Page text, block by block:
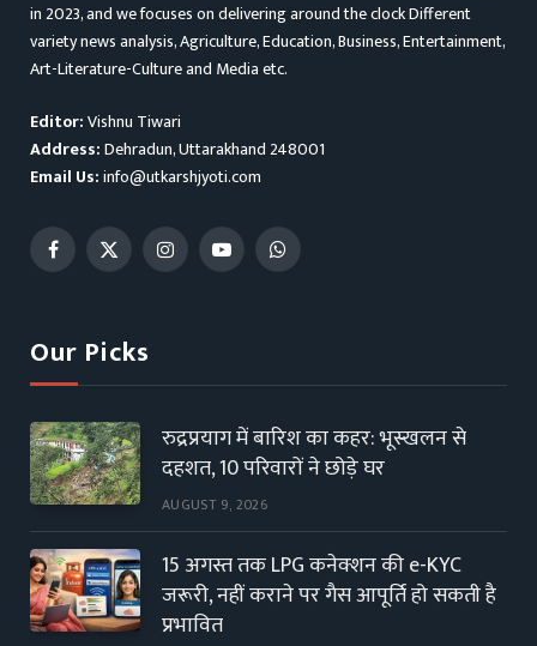
in 2023, and we focuses on delivering around the clock Different
variety news analysis, Agriculture, Education, Business, Entertainment,
Art-Literature-Culture and Media etc.
Editor:Vishnu Tiwari
Address:Dehradun, Uttarakhand 248001
Email Us:info@utkarshjyoti.com
Facebook
X
InstagramYouTubeWhatsApp
Our Picks
रुद्रप्रयाग में बारिश का कहर: भूस्खलन से
दहशत, 10 परिवारों ने छोड़े घर
AUGUST 9, 2026
15 अगस्त तक LPG कनेक्शन की e-KYC
जरूरी, नहीं कराने पर गैस आपूर्ति हो सकती है
प्रभावित